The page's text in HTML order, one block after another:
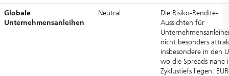
Globale
Unternehmensanleihen
Neutral
Die Risiko-Rendite-
Aussichten für
nicht besonders
insbesondere in den
wo die Spreads nahe
Zyklustiefs liegen.